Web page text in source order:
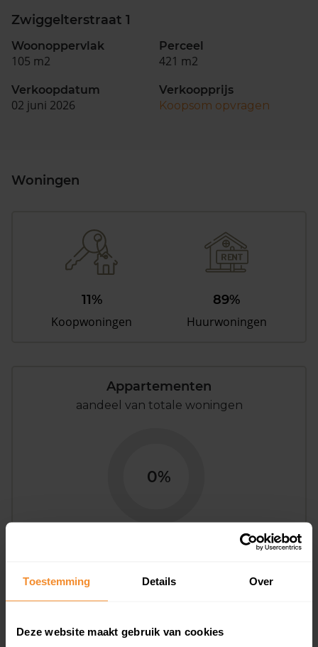
Toestemming Details Over
Deze website maakt gebruik van cookies
Zwiggelterstraat 1
Woonoppervlak
105 m2
Perceel
421 m2
Verkoopdatum
02 juni 2026
Verkoopprijs
Koopsom opvragen
Woningen
11%
Koopwoningen
89%
Huurwoningen
Appartementen
aandeel van totale woningen
0%
Bouwjaar